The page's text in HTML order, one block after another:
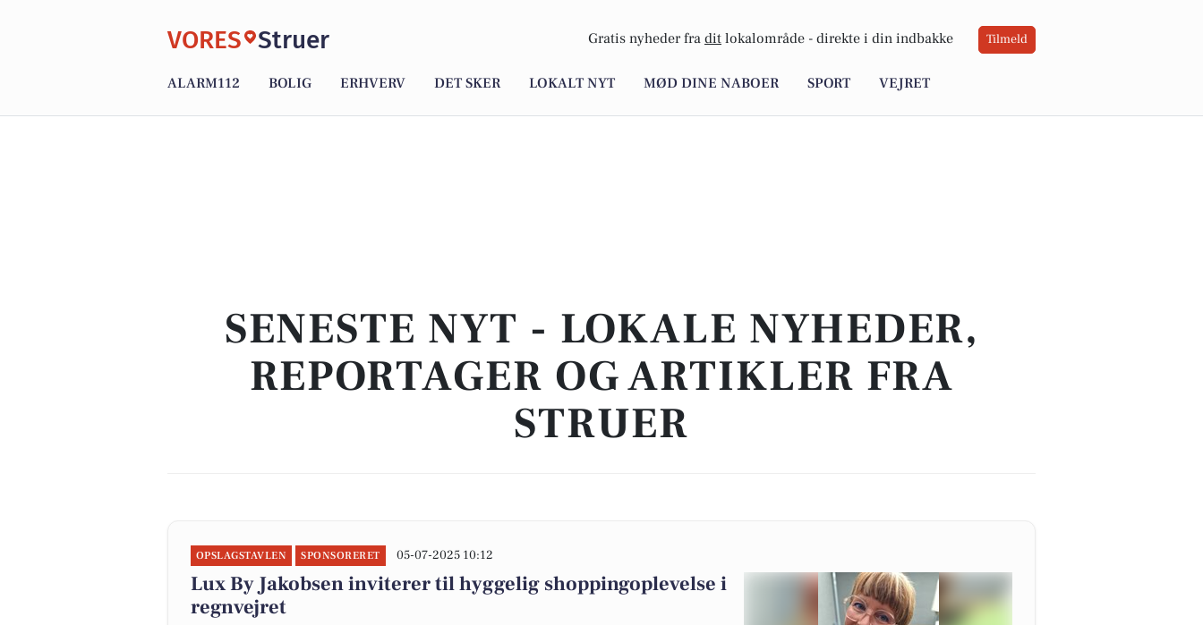
VORES Struer Gratis nyheder fra dit lokalområde - direkte i din indbakke Tilmeld
ALARM112 BOLIG ERHVERV DET SKER LOKALT NYT MØD DINE NABOER SPORT VEJRET
SENESTE NYT - LOKALE NYHEDER,
REPORTAGER OG ARTIKLER FRA
STRUER
OPSLAGSTAVLEN SPONSORERET 05-07-2025 10:12
Lux By Jakobsen inviterer til hyggelig shoppingoplevelse i
regnvejret